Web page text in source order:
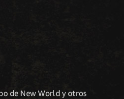
de New World y otros